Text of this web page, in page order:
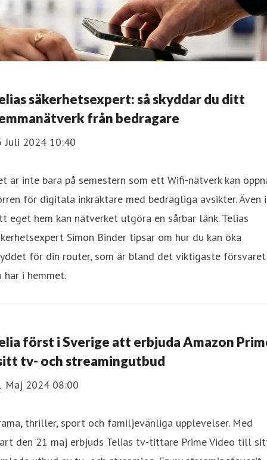
säkerhetsexpert: så skyddar du ditt
från bedragare
Juli 2024 10:40
är inte bara på semestern som ett Wifi-nätverk kan
för digitala inkräktare med bedrägliga avsikter. Även i
eget hem kan nätverket utgöra en sårbar länk. Telias
Simon Binder tipsar om hur du kan öka
för din router, som är bland det viktigaste försvaret
har i hemmet.
först i Sverige att erbjuda Amazon
tv- och streamingutbud
Maj 2024 08:00
thriller, sport och familjevänliga upplevelser. Med
den 21 maj erbjuds Telias tv-tittare Prime Video till